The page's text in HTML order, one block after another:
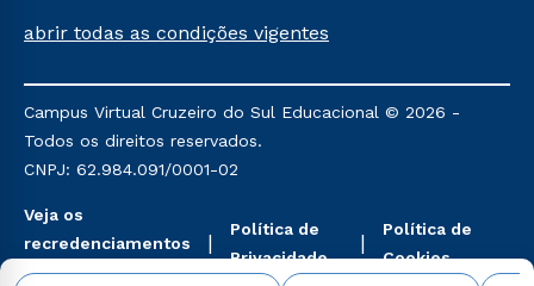
Já para as demais, a taxa de matrícula será de R$
mencionadas são referentes aos cursos: Ensino
Religioso, Geografia para a Docência e Metodologia
do Ensino de História: Questões Atuais.
abrir todas as condições vigentes
Campus Virtual Cruzeiro do Sul Educacional © 2026 -
Todos os direitos reservados.
CNPJ: 62.984.091/0001-02
Veja os
recredenciamentos
aqui
Política de
Privacidade
Política de
Cookies